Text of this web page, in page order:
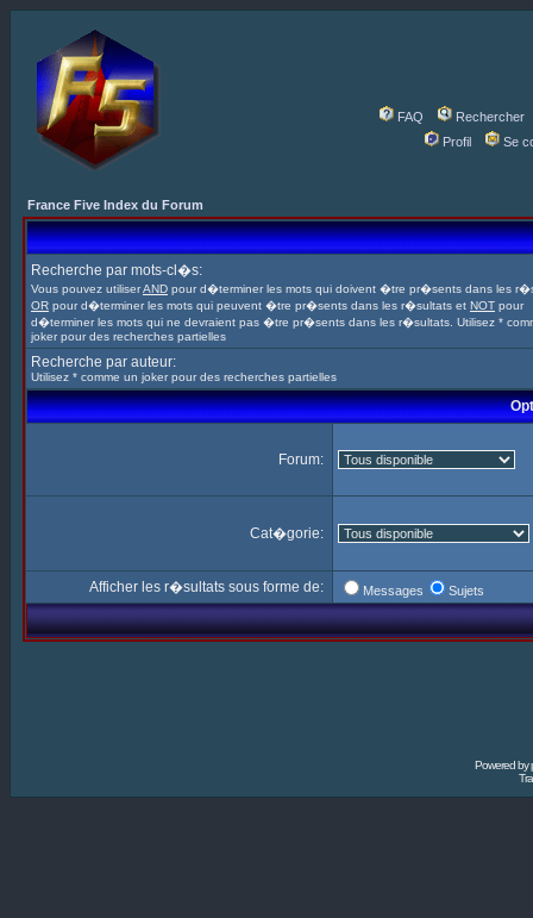
FAQ
Rechercher
Profil
Se
France Five Index du Forum
Recherche par mots-cl�s:
Vous pouvez utiliserAND pour d�terminer les mots qui doivent �tre pr�sents dans les
OR pour d�terminer les mots qui peuvent �tre pr�sents dans les r�sultats et NOT pour
d�terminer les mots qui ne devraient pas �tre pr�sents dans les r�sultats. Utilisez *
joker pour des recherches partielles
Recherche par auteur:
Utilisez * comme un joker pour des recherches partielles
Forum:
Cat�gorie:
Afficher les r�sultats sous forme de: Messages Sujets
Powered by